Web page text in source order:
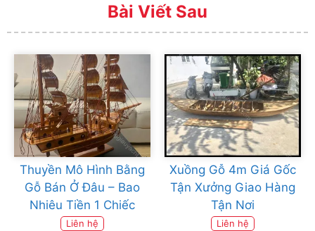
Bài Viết Sau
Thuyền Mô Hình Bằng
Gỗ Bán Ở Đâu – Bao
Nhiêu Tiền 1 Chiếc
Liên hệ
Xuồng Gỗ 4m Giá Gốc
Tận Xưởng Giao Hàng
Tận Nơi
Liên hệ